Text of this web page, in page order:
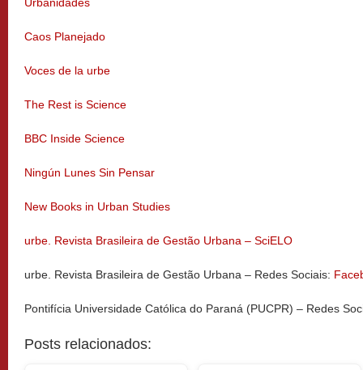
Caos Planejado
Voces de la urbe
The Rest is Science
BBC Inside Science
Ningún Lunes Sin Pensar
New Books in Urban Studies
urbe. Revista Brasileira de Gestão Urbana – SciELO
urbe. Revista Brasileira de Gestão Urbana – Redes Sociais:
Pontifícia Universidade Católica do Paraná (PUCPR) – Redes
Posts relacionados: